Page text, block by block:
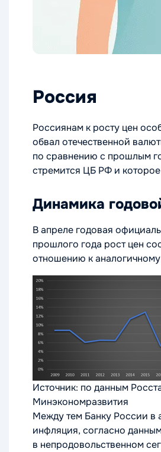
Россия
Россиянам к росту цен
обвал отечественной
по сравнению с прошлым
стремится ЦБ РФ и которое
Динамика
В апреле годовая
прошлого года рост цен
отношению к аналогичному
Источник: по данным
Минэкономразвития
Между тем Банку России в
инфляция, согласно
в непродовольственном